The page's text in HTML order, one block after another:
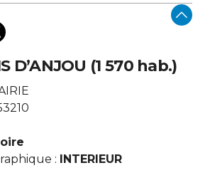
D’ANJOU (1 570 hab.)
: INTERIEUR